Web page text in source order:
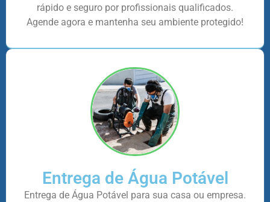
rápido e seguro por profissionais qualificados.
Agende agora e mantenha seu ambiente protegido!
Entrega de Água Potável
Entrega de Água Potável para sua casa ou empresa.